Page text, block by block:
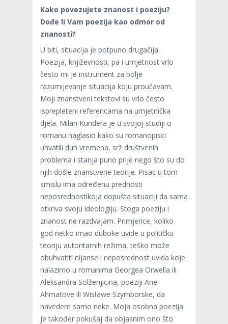
Kako povezujete znanost i poeziju?
Dođe li Vam poezija kao odmor od
znanosti?
U biti, situacija je potpuno drugačija.
Poezija, književnosti, pa i umjetnost vrlo
često mi je instrument za bolje
razumijevanje situacija koju proučavam.
Moji znanstveni tekstovi su vrlo često
isprepleteni referencama na umjetnička
djela. Milan Kundera je u svojoj studiji o
romanu naglasio kako su romanopisci
uhvatili duh vremena, srž društvenih
problema i stanja puno prije nego što su do
njih došle znanstvene teorije. Pisac u tom
smislu ima određenu prednosti
neposrednostikoja dopušta situaciji da sama
otkriva svoju ideologiju. Stoga poeziju i
znanost ne razdvajam. Primjerice, koliko
god netko imao duboke uvide u političku
teoriju autoritarnih režima, teško može
obuhvatiti nijanse i neposrednost uvida koje
nalazimo u romanima Georgea Orwella ili
Aleksandra Solženjicina, poeziji Ane
Ahmatove ili Wisławe Szymborske, da
navedem samo neke. Moja osobna poezija
je također pokušaj da objasnim ono što